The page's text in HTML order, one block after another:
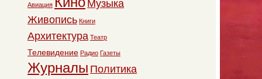
Авиация
Музыка
Живопись Книги
Архитектура Театр
Телевидение Радио Газеты
Журналы Политика